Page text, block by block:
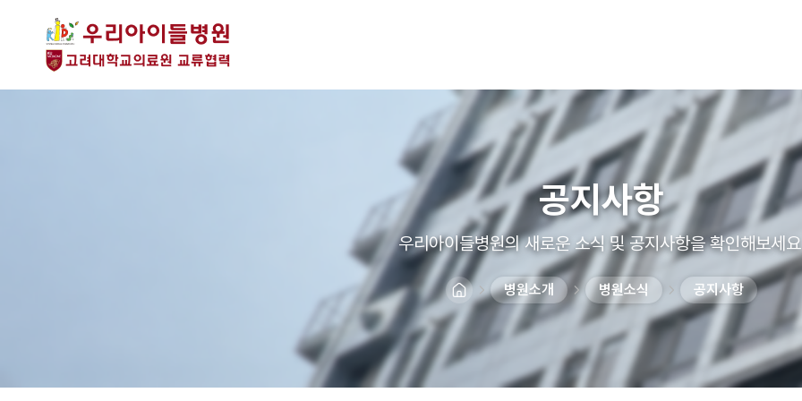
공지사항
우리아이들병원의 새로운 소식 및 공지사항을 확인해보세
병원소개 병원소식 공지사항